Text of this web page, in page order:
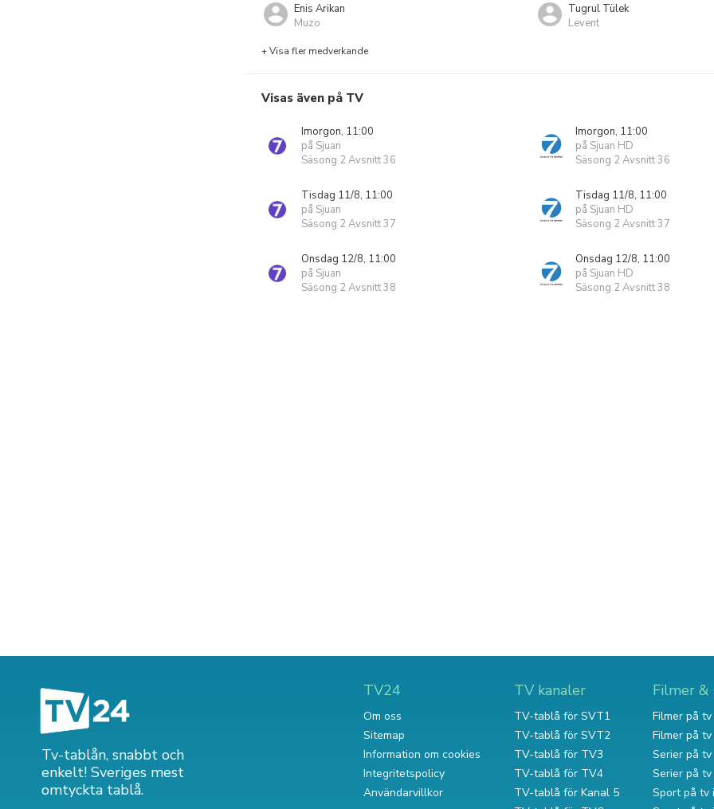
Enis Arikan
Muzo
Tugrul Tülek
Levent
+ Visa fler medverkande
Visas även på TV
Imorgon, 11:00
på Sjuan
Säsong 2 Avsnitt 36
Imorgon, 11:00
på Sjuan HD
Säsong 2 Avsnitt 36
Tisdag 11/8, 11:00
på Sjuan
Säsong 2 Avsnitt 37
Tisdag 11/8, 11:00
på Sjuan HD
Säsong 2 Avsnitt 37
Onsdag 12/8, 11:00
på Sjuan
Säsong 2 Avsnitt 38
Onsdag 12/8, 11:00
på Sjuan HD
Säsong 2 Avsnitt 38
Tv-tablån, snabbt och
enkelt! Sveriges mest
omtyckta tablå.
TV24
Om oss
Sitemap
Information om cookies
Integritetspolicy
Användarvillkor
TV kanaler
TV-tablå för SVT1
TV-tablå för SVT2
TV-tablå för TV3
TV-tablå för TV4
TV-tablå för Kanal 5
Filmer &
Filmer på
Filmer på
Serier på
Serier på
Sport på tv